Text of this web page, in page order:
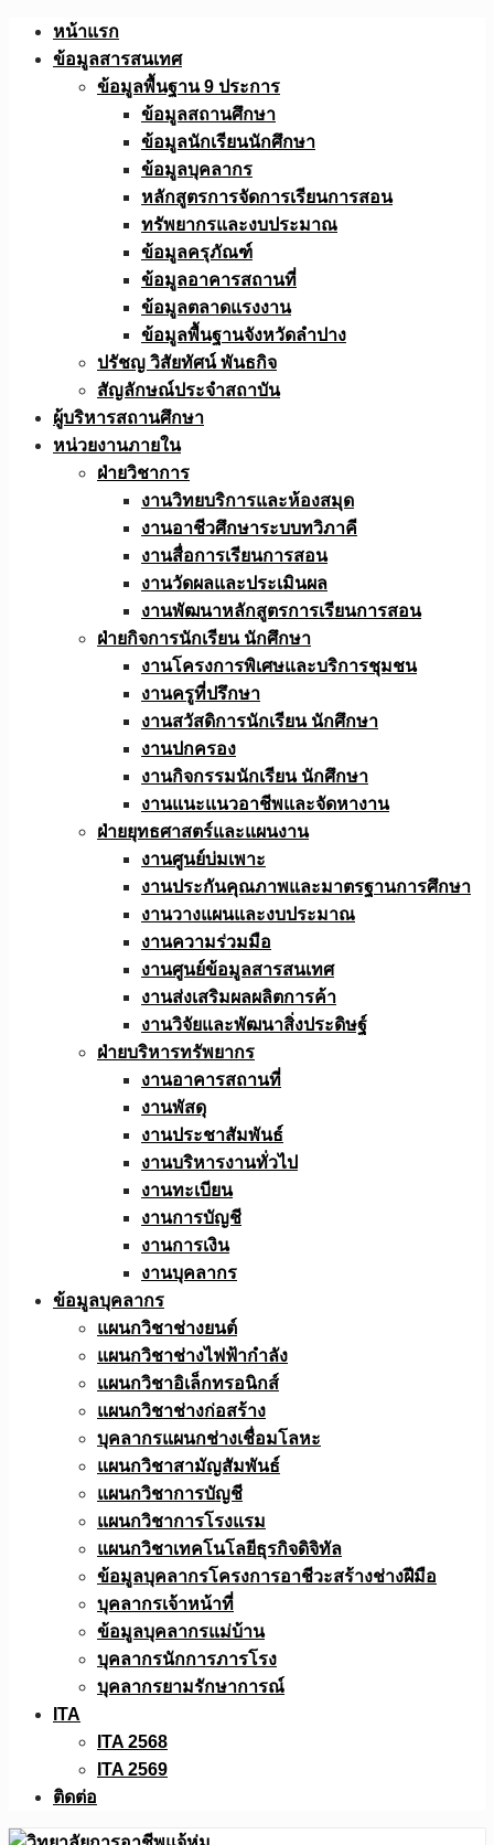
Skip
หน้าแรก
ข้อมูลสารสนเทศ
ข้อมูลพื้นฐาน 9 ประการ
ข้อมูลสถานศึกษา
ข้อมูลนักเรียนนักศึกษา
ข้อมูลบุคลากร
หลักสูตรการจัดการเรียนการสอน
ทรัพยากรและงบประมาณ
ข้อมูลครุภัณฑ์
ข้อมูลอาคารสถานที่
ข้อมูลตลาดแรงงาน
ข้อมูลพื้นฐานจังหวัดลำปาง
ปรัชญ วิสัยทัศน์ พันธกิจ
สัญลักษณ์ประจำสถาบัน
ผู้บริหารสถานศึกษา
หน่วยงานภายใน
ฝ่ายวิชาการ
งานวิทยบริการและห้องสมุด
งานอาชีวศึกษาระบบทวิภาคี
งานสื่อการเรียนการสอน
งานวัดผลและประเมินผล
งานพัฒนาหลักสูตรการเรียนการสอน
ฝ่ายกิจการนักเรียน นักศึกษา
งานโครงการพิเศษและบริการชุมชน
งานครูที่ปรึกษา
งานสวัสดิการนักเรียน นักศึกษา
งานปกครอง
งานกิจกรรมนักเรียน นักศึกษา
งานแนะแนวอาชีพและจัดหางาน
ฝ่ายยุทธศาสตร์และแผนงาน
งานศูนย์บ่มเพาะ
งานประกันคุณภาพและมาตรฐานการศึกษา
งานวางแผนและงบประมาณ
งานความร่วมมือ
งานศูนย์ข้อมูลสารสนเทศ
งานส่งเสริมผลผลิตการค้า
งานวิจัยและพัฒนาสิ่งประดิษฐ์
ฝ่ายบริหารทรัพยากร
งานอาคารสถานที่
งานพัสดุ
งานประชาสัมพันธ์
งานบริหารงานทั่วไป
งานทะเบียน
งานการบัญชี
งานการเงิน
งานบุคลากร
ข้อมูลบุคลากร
แผนกวิชาช่างยนต์
แผนกวิชาช่างไฟฟ้ากำลัง
แผนกวิชาอิเล็กทรอนิกส์
แผนกวิชาช่างก่อสร้าง
บุคลากรแผนกช่างเชื่อมโลหะ
แผนกวิชาสามัญสัมพันธ์
แผนกวิชาการบัญชี
แผนกวิชาการโรงแรม
แผนกวิชาเทคโนโลยีธุรกิจดิจิทัล
ข้อมูลบุคลากรโครงการอาชีวะสร้างช่างฝีมือ
บุคลากรเจ้าหน้าที่
ข้อมูลบุคลากรแม่บ้าน
บุคลากรนักการภารโรง
บุคลากรยามรักษาการณ์
ITA
ITA 2568
ITA 2569
ติดต่อ